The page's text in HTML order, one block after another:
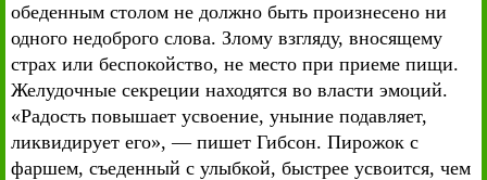
обеденным столом не должно быть произнесено ни
одного недоброго слова. Злому взгляду, вносящему
страх или беспокойство, не место при приеме пищи.
Желудочные секреции находятся во власти эмоций.
«Радость повышает усвоение, уныние подавляет,
ликвидирует его», — пишет Гибсон. Пирожок с
фаршем, съеденный с улыбкой, быстрее усвоится, чем